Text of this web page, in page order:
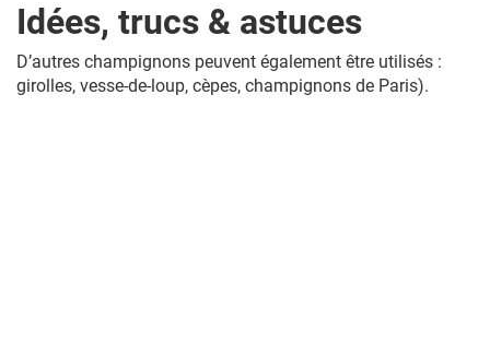
Idées, trucs & astuces
D’autres champignons peuvent également être utilisés :
girolles, vesse-de-loup, cèpes, champignons de Paris).